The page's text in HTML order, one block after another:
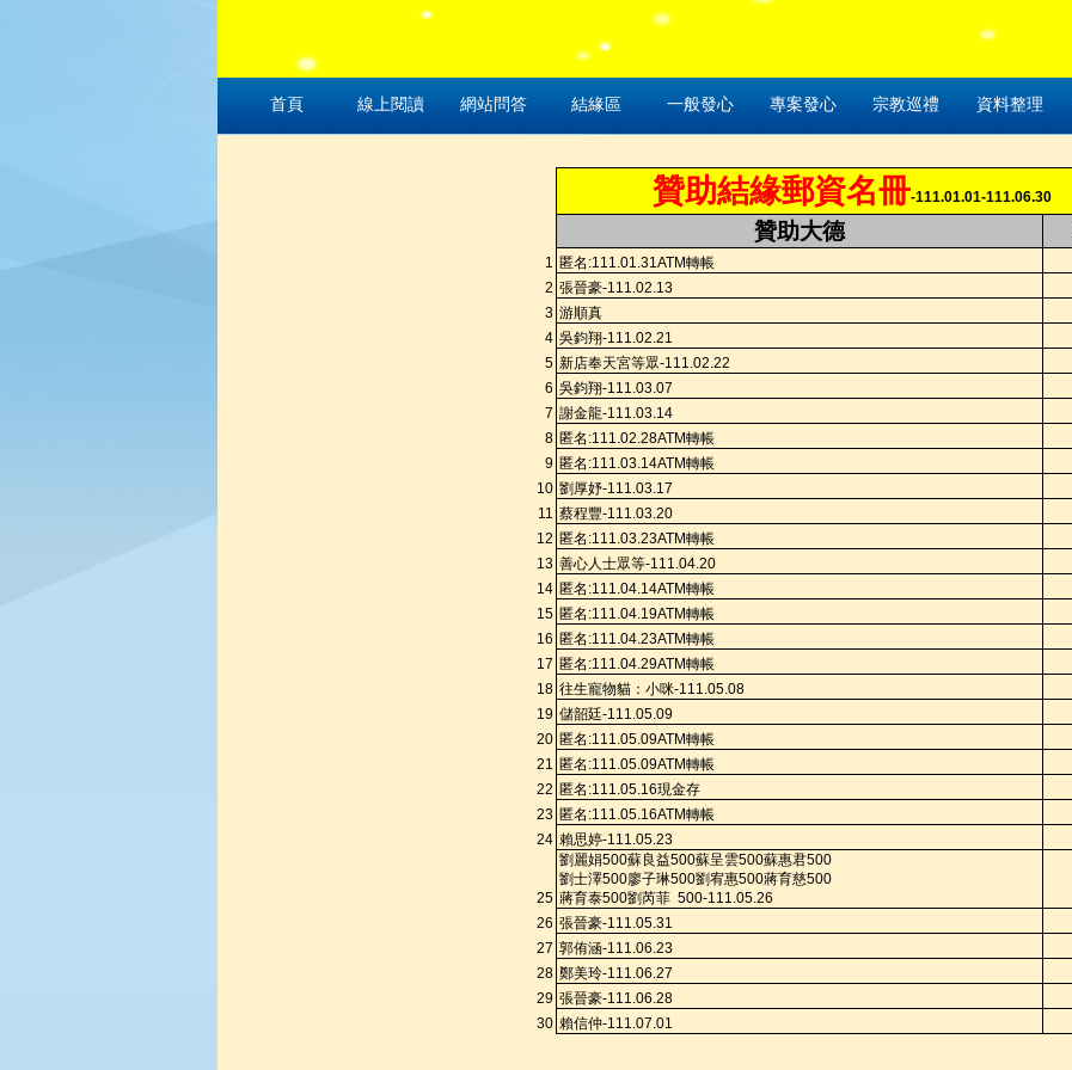
贊助結緣郵資名冊-111.01.01-111.06.30
贊助大德
1 匿名 :111.01.31ATM轉帳
2 張晉豪-111.02.13
3 游順真
4 吳鈞翔-111.02.21
5 新店奉天宮等眾-111.02.22
6 吳鈞翔-111.03.07
7 謝金龍-111.03.14
8 匿名 :111.02.28ATM轉帳
9 匿名 :111.03.14ATM轉帳
10 劉厚妤-111.03.17
11 蔡程豐-111.03.20
12 匿名 :111.03.23ATM轉帳
13 善心人士眾等-111.04.20
14 匿名 :111.04.14ATM轉帳
15 匿名 :111.04.19ATM轉帳
16 匿名 :111.04.23ATM轉帳
17 匿名 :111.04.29ATM轉帳
18 往生寵物貓：小咪-111.05.08
19 儲韶廷-111.05.09
20 匿名 :111.05.09ATM轉帳
21 匿名 :111.05.09ATM轉帳
22 匿名 :111.05.16現金存
23 匿名 :111.05.16ATM轉帳
24 賴思婷-111.05.23
25
劉麗娟500蘇良益500蘇呈雲500蘇惠君500
劉士澤500廖子琳500劉宥惠500蔣育慈500
蔣育泰500劉芮菲 500-111.05.26
26 張晉豪-111.05.31
27 郭侑涵-111.06.23
28 鄭美玲-111.06.27
29 張晉豪-111.06.28
30 賴信仲-111.07.01
首頁 線上閱讀 網站問答 結緣區 一般發心 專案發心 宗教巡禮 資料整理